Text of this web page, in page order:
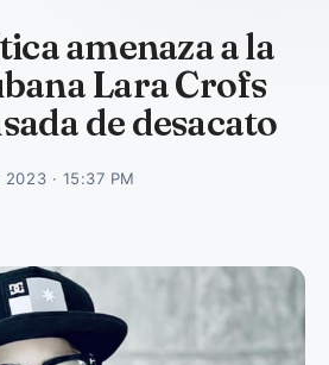
amenaza a la
Lara Crofs
de desacato
· 15:37 PM